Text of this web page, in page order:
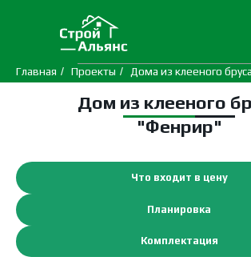
Главная / Проекты / Дома из клееного бруса
Дом из клееного
"Фенрир"
Что входит в цену
Планировка
Комплектация